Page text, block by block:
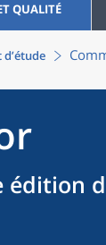
QUALITÉ
édition